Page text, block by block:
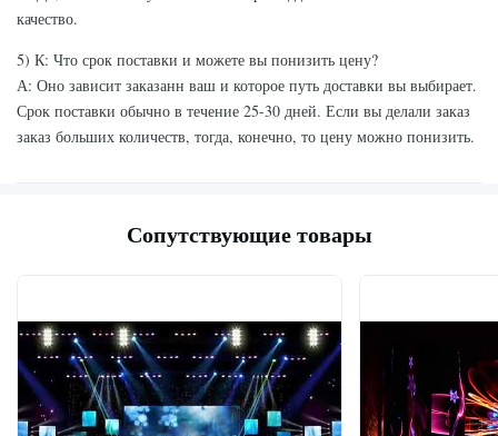
качество.
5) К: Что срок поставки и можете вы понизить цену?
А: Оно зависит заказанн ваш и которое путь доставки вы выбирает.
Срок поставки обычно в течение 25-30 дней. Если вы делали заказ
заказ больших количеств, тогда, конечно, то цену можно понизить.
Сопутствующие товары